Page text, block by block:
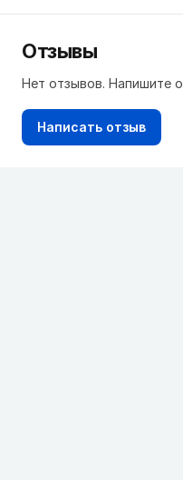
Отзывы
Нет отзывов. Напишите
Написать отзыв